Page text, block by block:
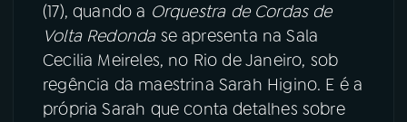
(17), quando a Orquestra de Cordas de
Volta Redondase apresenta na Sala
Cecilia Meireles, no Rio de Janeiro, sob
regência da maestrina Sarah Higino. E é a
própria Sarah que conta detalhes sobre